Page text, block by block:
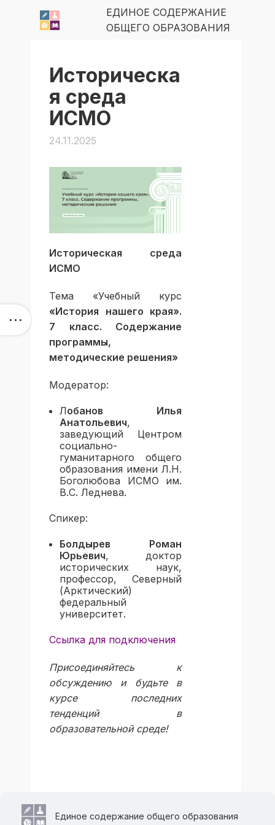
ЕДИНОЕ СОДЕРЖАНИЕ
ОБЩЕГО ОБРАЗОВАНИЯ
Историческа
я среда
ИСМО
24.11.2025
Историческая среда
ИСМО
Тема «Учебный курс
«История нашего края».
7 класс. Содержание
программы,
методические решения»
Модератор:
Лобанов Илья
Анатольевич,
заведующий Центром
социально-
гуманитарного общего
образования имени Л.Н.
Боголюбова ИСМО им.
В.С. Леднева.
Спикер:
Болдырев Роман
Юрьевич, доктор
исторических наук,
профессор, Северный
(Арктический)
федеральный
университет.
Ссылка для подключения
Присоединяйтесь к
обсуждению и будьте в
курсе последних
тенденций в
образовательной среде!
Единое содержание общего образования